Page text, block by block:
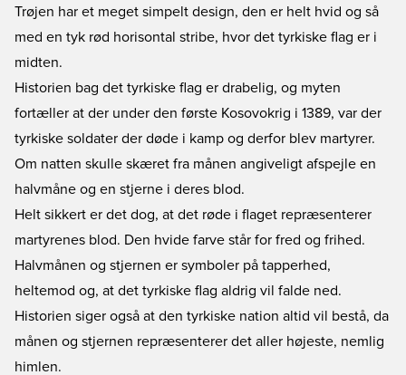
Trøjen har et meget simpelt design, den er helt hvid og så
med en tyk rød horisontal stribe, hvor det tyrkiske flag er i
midten.
Historien bag det tyrkiske flag er drabelig, og myten
fortæller at der under den første Kosovokrig i 1389, var der
tyrkiske soldater der døde i kamp og derfor blev martyrer.
Om natten skulle skæret fra månen angiveligt afspejle en
halvmåne og en stjerne i deres blod.
Helt sikkert er det dog, at det røde i flaget repræsenterer
martyrenes blod. Den hvide farve står for fred og frihed.
Halvmånen og stjernen er symboler på tapperhed,
heltemod og, at det tyrkiske flag aldrig vil falde ned.
Historien siger også at den tyrkiske nation altid vil bestå, da
månen og stjernen repræsenterer det aller højeste, nemlig
himlen.